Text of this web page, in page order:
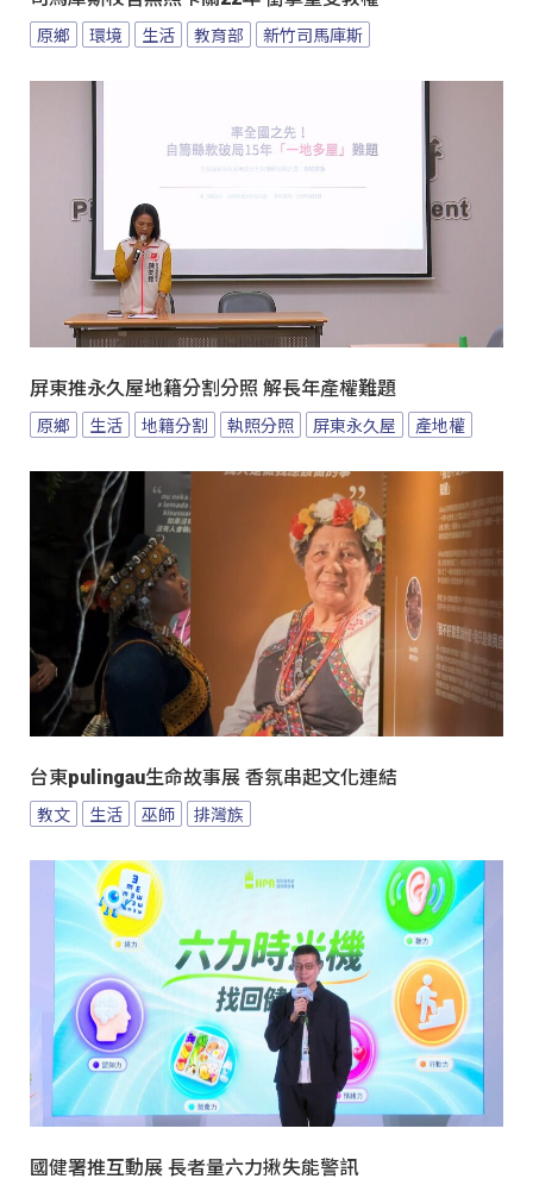
原鄉 環境 生活 教育部 新竹司馬庫斯
屏東推永久屋地籍分割分照 解長年產權難題
原鄉 生活 地籍分割 執照分照 屏東永久屋 產地權
台東pulingau生命故事展 香氛串起文化連結
教文 生活 巫師 排灣族
國健署推互動展 長者量六力揪失能警訊